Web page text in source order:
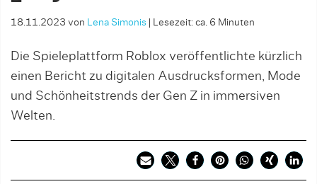
18.11.2023 von Lena Simonis Lesezeit: ca. 6 Minuten
Die Spieleplattform Roblox veröffentlichte kürzlich
einen Bericht zu digitalen Ausdrucksformen, Mode
und Schönheitstrends der Gen Z in immersiven
Welten.